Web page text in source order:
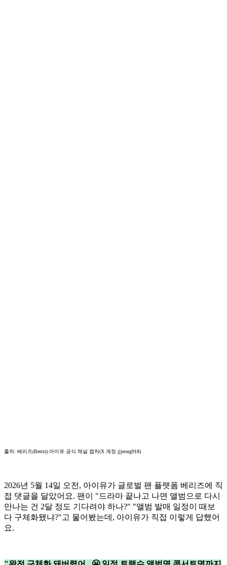
출처: 베리즈(Berriz) 아이유 공식 채널 캡처(X 계정 jjjeong918)
2026년 5월 14일 오전, 아이유가 글로벌 팬 플랫폼 베리즈에 직
접 댓글을 달았어요. 팬이 "드라마 끝나고 나면 앨범으로 다시
만나는 건 2달 정도 기다려야 하나?" "앨범 발매 일정이 때보
다 구체화됐냐?"고 물어봤는데, 아이유가 직접 이렇게 답했어
요.